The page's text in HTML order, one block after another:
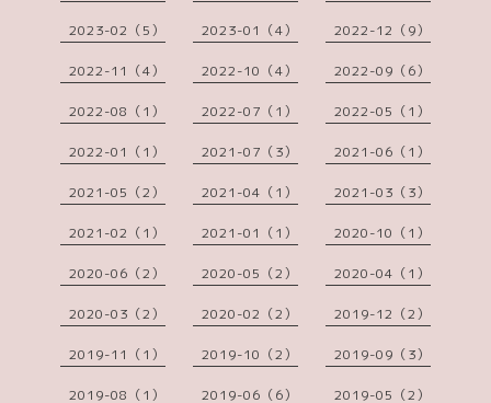
2023-02（5） 2023-01（4） 2022-12（9）
2022-11（4） 2022-10（4） 2022-09（6）
2022-08（1） 2022-07（1） 2022-05（1）
2022-01（1） 2021-07（3） 2021-06（1）
2021-05（2） 2021-04（1） 2021-03（3）
2021-02（1） 2021-01（1） 2020-10（1）
2020-06（2） 2020-05（2） 2020-04（1）
2020-03（2） 2020-02（2） 2019-12（2）
2019-11（1） 2019-10（2） 2019-09（3）
2019-08（1） 2019-06（6） 2019-05（2）